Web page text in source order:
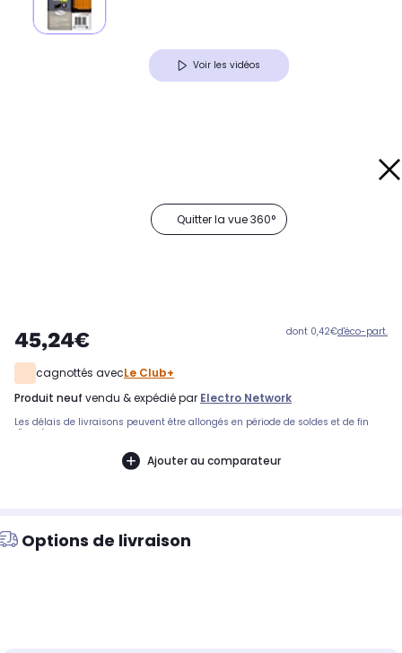
Voir les vidéos
Quitter la vue 360°
45,24€ dont 0,42€d'éco-part.
cagnottés avecLe Club+
produit neuf vendu & expédié par Electro Network
Les délais de livraisons peuvent être allongés en période de soldes et de fin
d'année.
Ajouter au comparateur
Options de livraison